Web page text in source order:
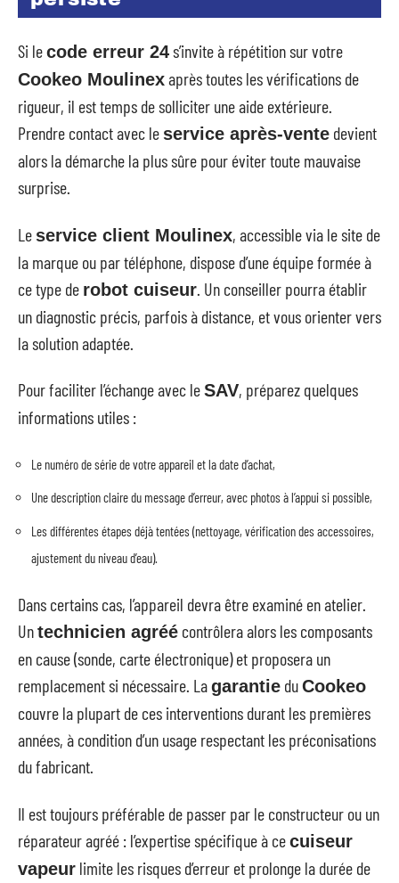
Si lecode erreur 24s’invite à répétition sur votre
Cookeo Moulinexaprès toutes les vérifications de
rigueur, il est temps de solliciter une aide extérieure.
Prendre contact avec le service après-vente devient
alors la démarche la plus sûre pour éviter toute mauvaise
surprise.
Le service client Moulinex, accessible via le site de
la marque ou par téléphone, dispose d’une équipe formée à
ce type de robot cuiseur . Un conseiller pourra établir
un diagnostic précis, parfois à distance, et vous orienter vers
la solution adaptée.
Pour faciliter l’échange avec leSAV, préparez quelques
informations utiles :
Le numéro de série de votre appareil et la date d’achat,
Une description claire du message d’erreur, avec photos à l’appui si possible,
Les différentes étapes déjà tentées (nettoyage, vérification des accessoires,
ajustement du niveau d’eau).
Dans certains cas, l’appareil devra être examiné en atelier.
Untechnicien agréé contrôlera alors les composants
en cause (sonde, carte électronique) et proposera un
remplacement si nécessaire. Lagarantie duCookeo
couvre la plupart de ces interventions durant les premières
années, à condition d’un usage respectant les préconisations
du fabricant.
Il est toujours préférable de passer par le constructeur ou un
réparateur agréé : l’expertise spécifique à cecuiseur
vapeur limite les risques d’erreur et prolonge la durée de